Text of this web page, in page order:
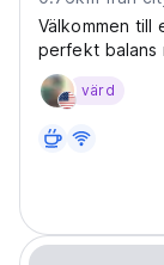
Välkommen
perfekt balans
oändlig
värd